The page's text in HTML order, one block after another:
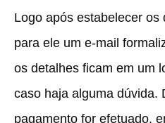
Logo após estabelecer os
para ele um e-mail
os detalhes ficam em um
caso haja alguma dúvida.
pagamento for efetuado,